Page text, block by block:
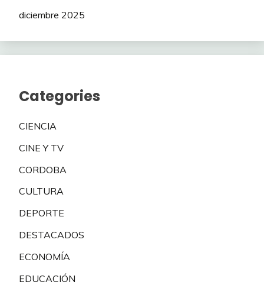
diciembre 2025
Categories
CIENCIA
CINE Y TV
CORDOBA
CULTURA
DEPORTE
DESTACADOS
ECONOMÍA
EDUCACIÓN